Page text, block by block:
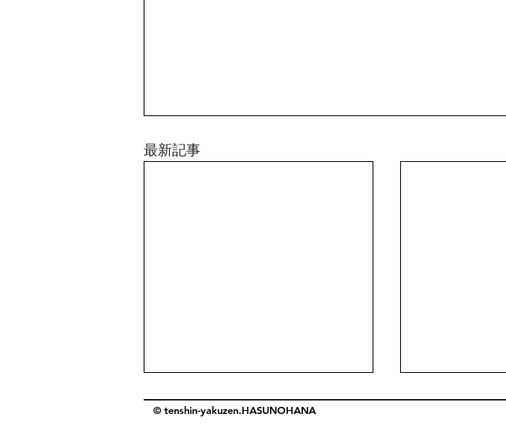
最新記事
© tenshin-yakuzen.HASUNOHANA